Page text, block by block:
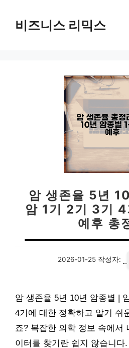
비즈니스 리믹스
암 생존율 5년
암 1기 2기 3기 4
예후 총
2026-01-25 작성자:
암 생존율 5년 10년 암종별 |
4기에 대한 정확하고 알기 쉬
죠? 복잡한 의학 정보 속에서
이터를 찾기란 쉽지 않습니다.